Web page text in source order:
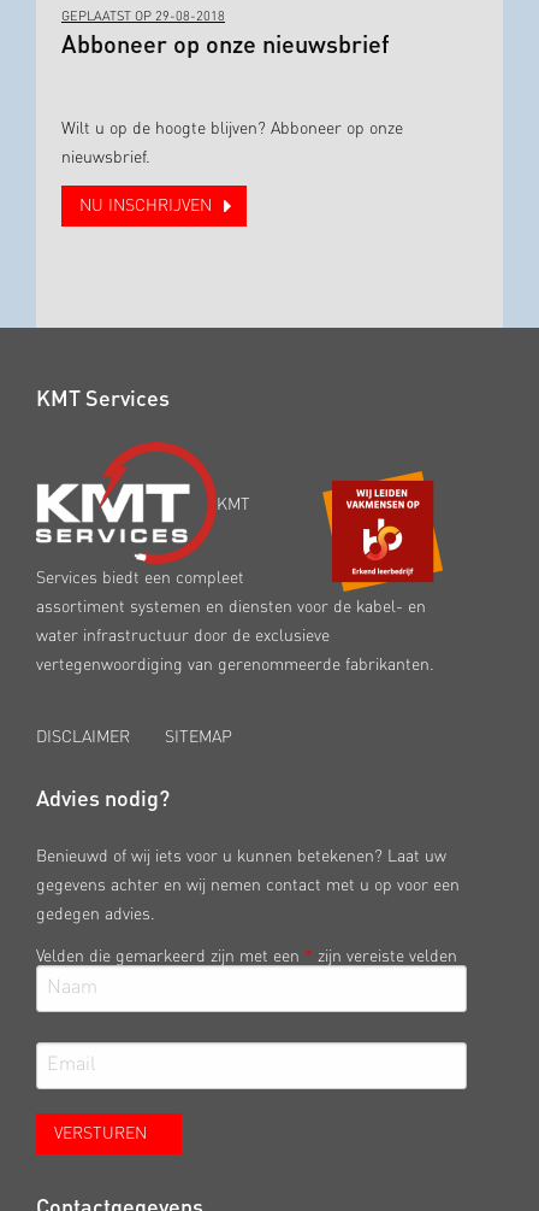
GEPLAATST OP 29-08-2018
Abboneer op onze nieuwsbrief
Wilt u op de hoogte blijven? Abboneer op onze
nieuwsbrief.
NU INSCHRIJVEN
KMT Services
KMT
Services biedt een compleet
assortiment systemen en diensten voor de kabel- en
water infrastructuur door de exclusieve
vertegenwoordiging van gerenommeerde fabrikanten.
DISCLAIMER SITEMAP
Advies nodig?
Benieuwd of wij iets voor u kunnen betekenen? Laat uw
gegevens achter en wij nemen contact met u op voor een
gedegen advies.
Velden die gemarkeerd zijn met een * zijn vereiste velden
Contactgegevens